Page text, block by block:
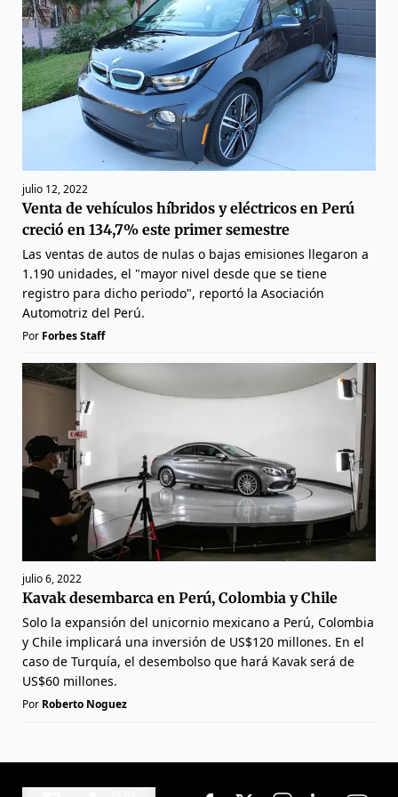
julio 12, 2022
Venta de vehículos híbridos y eléctricos en Perú
creció en 134,7% este primer semestre
Las ventas de autos de nulas o bajas emisiones llegaron a
1.190 unidades, el "mayor nivel desde que se tiene
registro para dicho periodo", reportó la Asociación
Automotriz del Perú.
Por Forbes Staff
julio 6, 2022
Kavak desembarca en Perú, Colombia y Chile
Solo la expansión del unicornio mexicano a Perú, Colombia
y Chile implicará una inversión de US$120 millones. En el
caso de Turquía, el desembolso que hará Kavak será de
US$60 millones.
Por Roberto Noguez